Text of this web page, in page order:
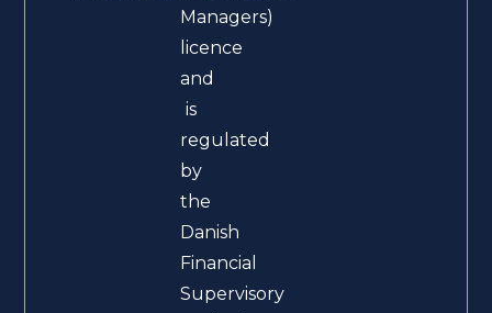
Managers)
licence
and
is
regulated
by
the
Danish
Financial
Supervisory